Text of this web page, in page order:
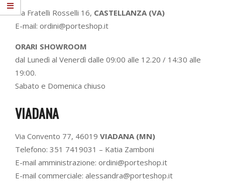
Via Fratelli Rosselli 16, CASTELLANZA (VA)
E-mail: ordini@porteshop.it
ORARI SHOWROOM
dal Lunedì al Venerdì dalle 09:00 alle 12.20 / 14:30 alle
19:00.
Sabato e Domenica chiuso
VIADANA
Via Convento 77, 46019 VIADANA (MN)
Telefono: 351 7419031 – Katia Zamboni
E-mail amministrazione: ordini@porteshop.it
E-mail commerciale: alessandra@porteshop.it